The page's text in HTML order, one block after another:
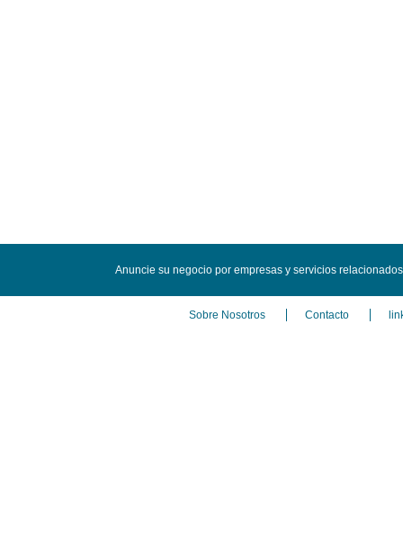
Anuncie su negocio por empresas y servicios
Sobre Nosotros Contacto